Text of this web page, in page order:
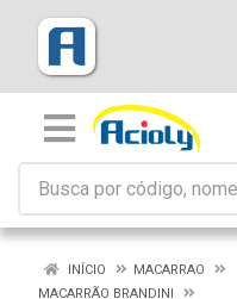
INÍCIO
MACARRAO
MACARRÃO BRANDINI